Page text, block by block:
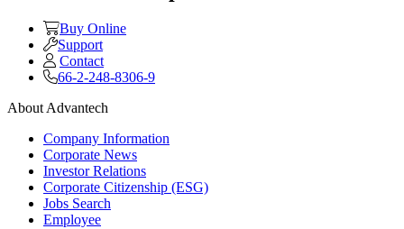
Buy Online
Support
Contact
66-2-248-8306-9
About Advantech
Company Information
Corporate News
Investor Relations
Corporate Citizenship (ESG)
Jobs Search
Employee